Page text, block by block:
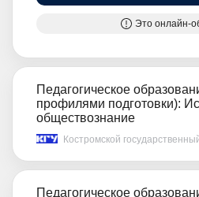
Это онлайн-
Педагогическое
профилями подготовки):
обществознание
Костромской
Педагогическое